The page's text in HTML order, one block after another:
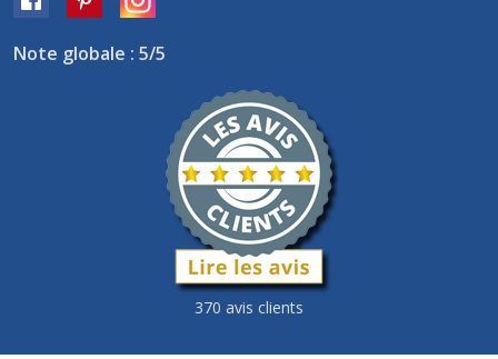
Note globale : 5/5
370 avis clients